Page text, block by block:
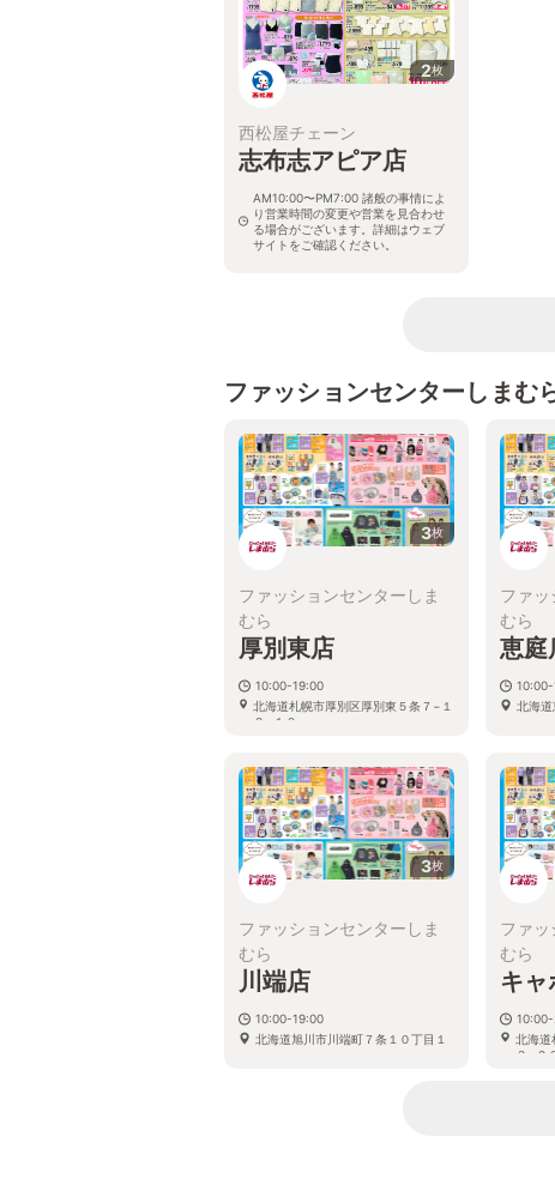
2枚
西松屋チェーン
志布志アピア店
AM10:00〜PM7:00 諸般の事情によ
り営業時間の変更や営業を見合わせ
る場合がございます。詳細はウェブ
サイトをご確認ください。
ファッションセンターしまむ
3枚
ファッションセンターしま
むら
厚別東店
10:00-19:00
北海道札幌市厚別区厚別東５条７−１
２−１０
ファッ
むら
恵庭
北海
3枚
ファッションセンターしま
むら
川端店
10:00-19:00
北海道旭川市川端町７条１０丁目１
ファッ
むら
キ
北海道
３−２０